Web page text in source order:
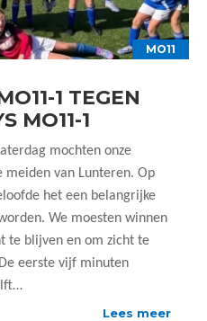
MO11
1 TEGEN
MO11-1
mochten onze
meiden van Lunteren. Op
het een belangrijke
We moesten winnen
te blijven en om zicht te
eerste vijf minuten
Lees meer